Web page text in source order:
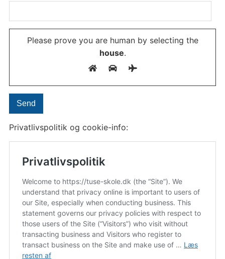
Please leave this field empty.
Please prove you are human by selecting the
house.
Privatlivspolitik og cookie-info: